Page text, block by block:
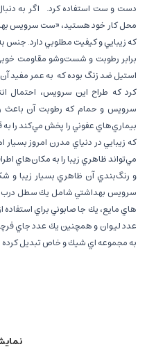
دست و ست استفاده كرد. اگر به
كه زيبايي و كيفيت مطلوبي دارد. جنس
برابر رطوبت و شست‌وشو مقاومت
استيل ضد زنگ بوده كه به عمر مفيد آن
كرد كه طراح اين سرويس، احتمال
سرويس و حمام كه رطوبت آن باعث
بيماري‌هاي عفوني را پخش مي‌كند را
كه زيبايي در دنياي مدرن امروز
مي‌تواند ظاهري زيبا را به مكان‌هاي
و رنگ‌بندي آن ظاهري بسيار زيبا و
سرويس بهداشتي شامل يك سطل درب
هاي مايع، يك جا صابوني براي
عدد ليوان و همچنين يك عدد جاي
به مجموعه اي شيك و خاص تبديل